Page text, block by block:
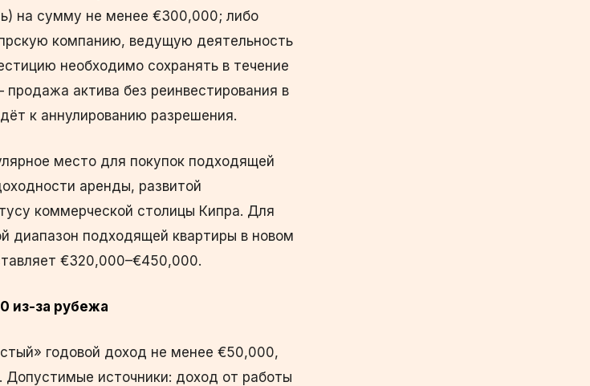
на сумму не менее €300,000; либо
компанию, ведущую деятельность
необходимо сохранять в течение
актива без реинвестирования в
к аннулированию разрешения.
место для покупок подходящей
аренды, развитой
коммерческой столицы Кипра. Для
диапазон подходящей квартиры в новом
€320,000–€450,000.
из-за рубежа
годовой доход не менее €50,000,
источники: доход от работы